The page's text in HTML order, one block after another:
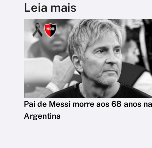
Leia mais
Pai de Messi morre aos 68 anos na
Argentina